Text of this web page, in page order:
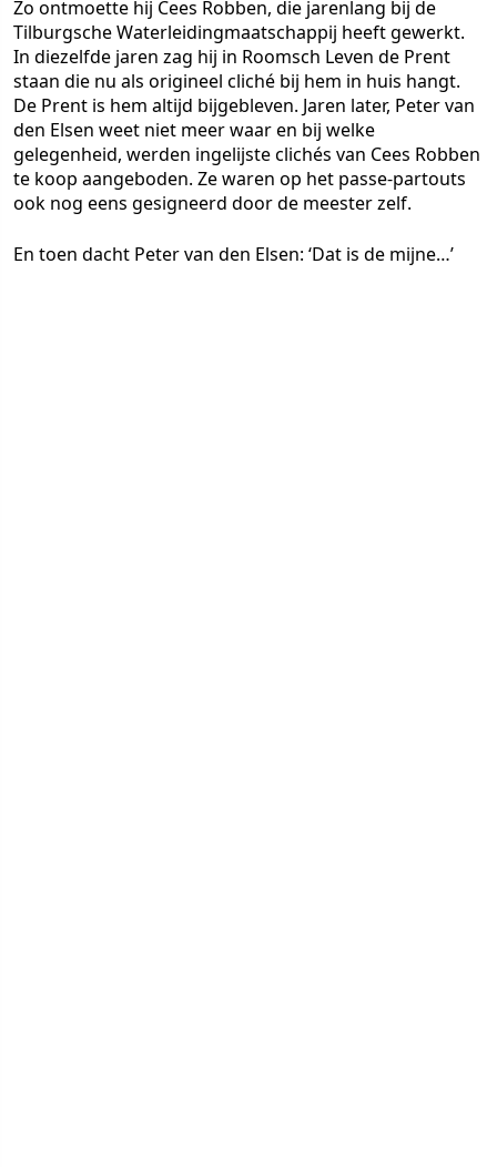
Zo ontmoette hij Cees Robben, die jarenlang bij de
Tilburgsche Waterleidingmaatschappij heeft gewerkt.
In diezelfde jaren zag hij in Roomsch Leven de Prent
staan die nu als origineel cliché bij hem in huis hangt.
De Prent is hem altijd bijgebleven. Jaren later, Peter van
den Elsen weet niet meer waar en bij welke
gelegenheid, werden ingelijste clichés van Cees Robben
te koop aangeboden. Ze waren op het passe-partouts
ook nog eens gesigneerd door de meester zelf.
En toen dacht Peter van den Elsen: ‘Dat is de mijne…’